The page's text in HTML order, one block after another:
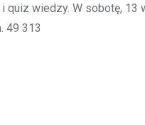
quiz wiedzy. W sobotę, 13
49 313